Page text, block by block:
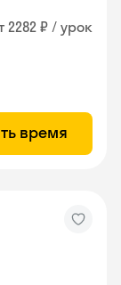
2282 ₽ / урок
время